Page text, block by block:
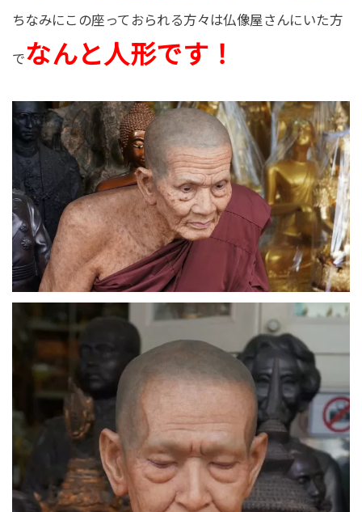
ちなみにこの座っておられる方々は仏像屋さんにいた方
でなんと人形です！